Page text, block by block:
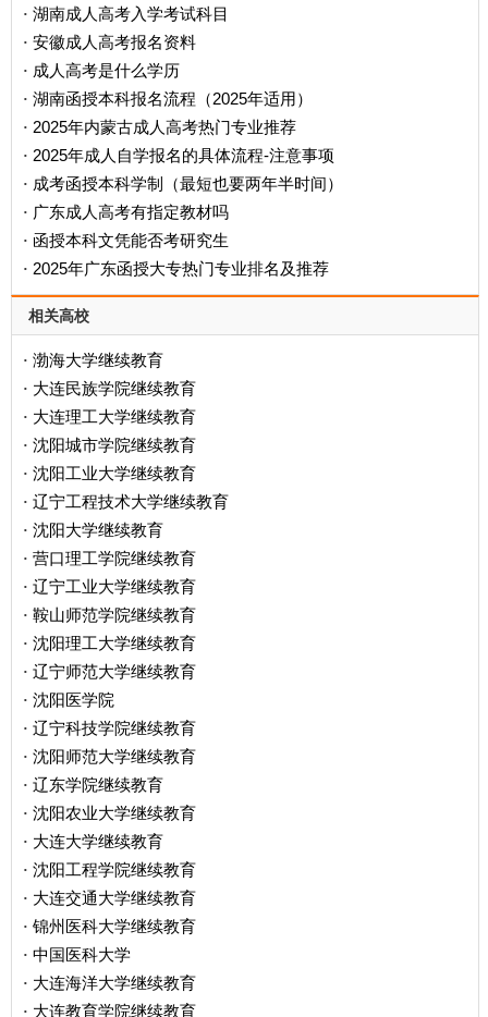
· 湖南成人高考入学考试科目
· 安徽成人高考报名资料
· 成人高考是什么学历
· ‌湖南函授本科报名流程（2025年适用）‌
· 2025年内蒙古成人高考热门专业推荐
· 2025年成人自学报名的具体流程-注意事项
· 成考函授本科学制（最短也要两年半时间）
· 广东成人高考有指定教材吗
· 函授本科文凭能否考研究生
· 2025年广东函授大专热门专业排名及推荐
相关高校
· 渤海大学继续教育
· 大连民族学院继续教育
· 大连理工大学继续教育
· 沈阳城市学院继续教育
· 沈阳工业大学继续教育
· 辽宁工程技术大学继续教育
· 沈阳大学继续教育
· 营口理工学院继续教育
· 辽宁工业大学继续教育
· 鞍山师范学院继续教育
· 沈阳理工大学继续教育
· 辽宁师范大学继续教育
· 沈阳医学院
· 辽宁科技学院继续教育
· 沈阳师范大学继续教育
· 辽东学院继续教育
· 沈阳农业大学继续教育
· 大连大学继续教育
· 沈阳工程学院继续教育
· 大连交通大学继续教育
· 锦州医科大学继续教育
· 中国医科大学
· 大连海洋大学继续教育
· 大连教育学院继续教育